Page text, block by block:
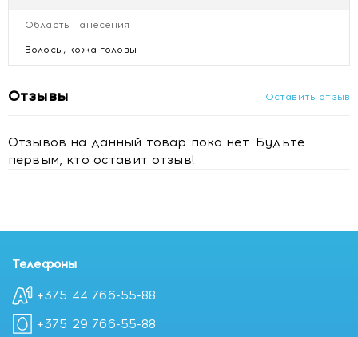
Область нанесения
Волосы, кожа головы
Отзывы Оставить отзыв
Отзывов на данный товар пока нет. Будьте
первым, кто оставит отзыв!
Телефоны
+375 44 766-55-88
+375 29 766-55-88